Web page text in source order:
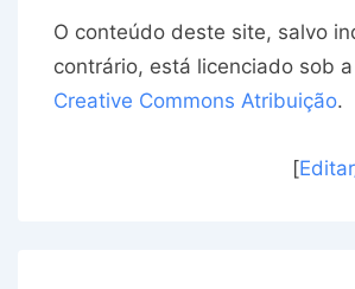
O conteúdo deste site, salvo
contrário, está licenciado sob
Creative Commons Atribuição.
[